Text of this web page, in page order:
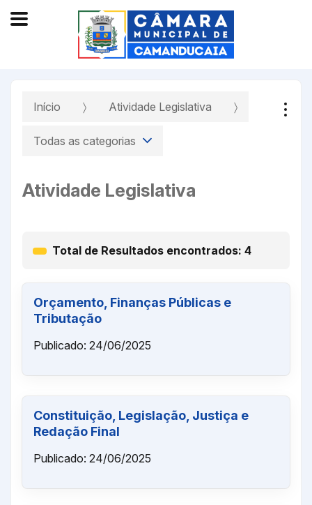
Início Atividade Legislativa
Todas as categorias
Atividade Legislativa
Total de Resultados encontrados: 4
Orçamento, Finanças Públicas e
Tributação
Publicado: 24/06/2025
Constituição, Legislação, Justiça e
Redação Final
Publicado: 24/06/2025